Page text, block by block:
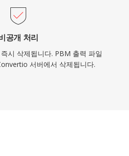
공개 처리
시 삭제됩니다. PBM 출력 파일
서버에서 삭제됩니다.